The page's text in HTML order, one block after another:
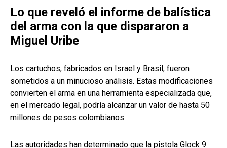
Lo que reveló el informe de balística
del arma con la que dispararon a
Miguel Uribe
Los cartuchos, fabricados en Israel y Brasil, fueron
sometidos a un minucioso análisis. Estas modificaciones
convierten el arma en una herramienta especializada que,
en el mercado legal, podría alcanzar un valor de hasta 50
millones de pesos colombianos.
Las autoridades han determinado que la pistola Glock 9